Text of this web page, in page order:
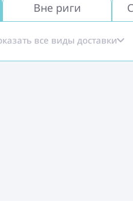
Вне риги
все виды доставки